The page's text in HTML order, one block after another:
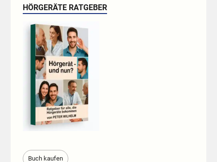
HÖRGERÄTE RATGEBER
Buch kaufen